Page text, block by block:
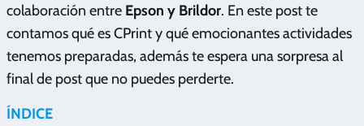
colaboración entre Epson y Brildor. En este post te
contamos qué es CPrint y qué emocionantes actividades
tenemos preparadas, además te espera una sorpresa al
final de post que no puedes perderte.
ÍNDICE